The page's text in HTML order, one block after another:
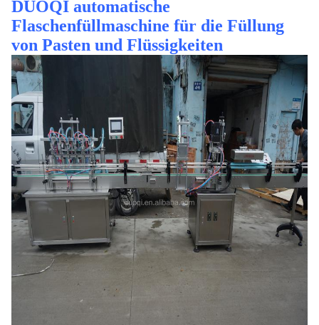
DUOQI automatische
Flaschenfüllmaschine für die Füllung
von Pasten und Flüssigkeiten